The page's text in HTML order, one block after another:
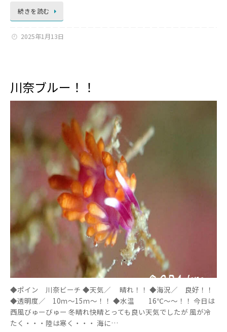
続きを読む
2025年1月13日
川奈ブルー！！
◆ポイン 川奈ビーチ ◆天気／ 晴れ！！ ◆海況／ 良好！！
◆透明度／ 10ｍ～15ｍ～！！ ◆水温 16℃～～！！ 今日は
西風びゅーびゅー 冬晴れ快晴とっても良い天気でしたが 風が冷
たく・・・陸は寒く・・・ 海に…